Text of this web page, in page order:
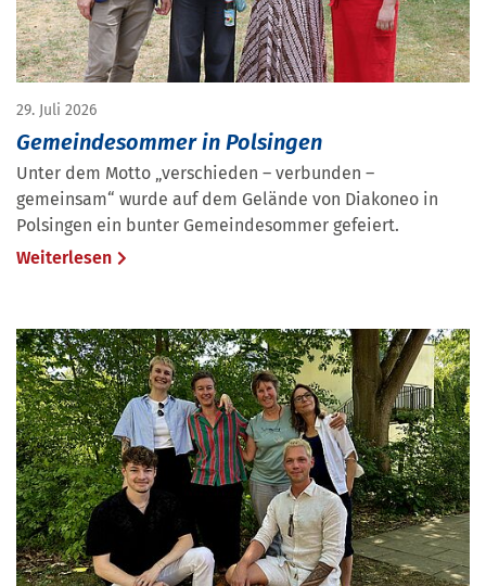
29. Juli 2026
Gemeindesommer in Polsingen
Unter dem Motto „verschieden – verbunden –
gemeinsam“ wurde auf dem Gelände von Diakoneo in
Polsingen ein bunter Gemeindesommer gefeiert.
Weiterlesen